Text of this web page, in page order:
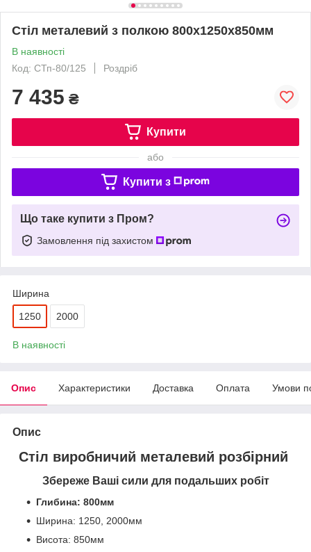
Стіл металевий з полкою 800х1250х850мм
В наявності
Код: СТп-80/125
Роздріб
7 435 ₴
Купити
або
Купити з
Що таке купити з Пром?
Замовлення під захистом
Ширина
1250 2000
В наявності
Опис Характеристики Доставка Оплата Умови
Опис
Стіл виробничий металевий розбірний
Збереже Ваші сили для подальших робіт
Глибина: 800мм
Ширина: 1250, 2000мм
Висота: 850мм